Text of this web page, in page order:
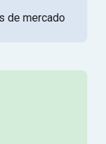
de mercado